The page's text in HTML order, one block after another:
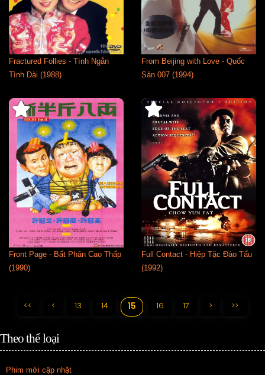
Fractured Follies - Tình Ngắn
Tình Dài (1988)
From Beijing with Love - Quốc
Sản 007 (1994)
Front Page - Bất Phân Cao Thấp
(1990)
Full Contact - Hiệp Tặc Đào Tẩu
(1992)
<< < 13 14 15 16 17 > >>
Theo thể loại
Phim mới cập nhật